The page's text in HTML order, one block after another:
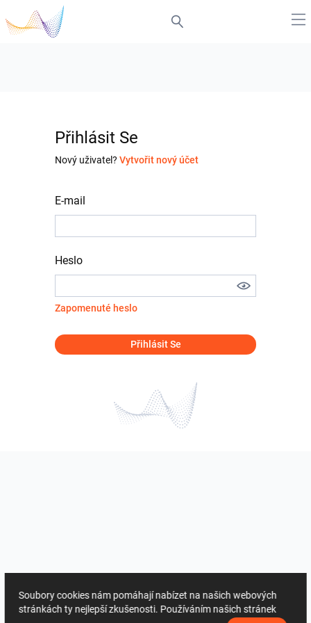
Přihlásit Se
Nový uživatel? Vytvořit nový účet
E-mail
Heslo
Zapomenuté heslo
Přihlásit Se
Soubory cookies nám pomáhají nabízet na našich webových
stránkách ty nejlepší zkušenosti. Používáním našich stránek